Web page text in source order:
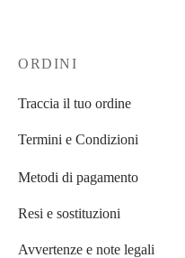
ORDINI
Traccia il tuo ordine
Termini e Condizioni
Metodi di pagamento
Resi e sostituzioni
Avvertenze e note legali